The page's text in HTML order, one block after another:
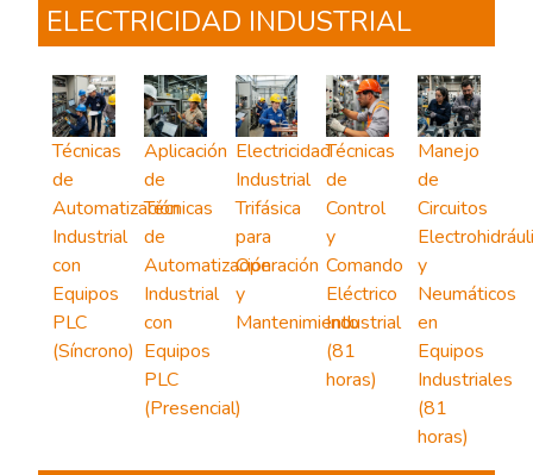
ELECTRICIDAD INDUSTRIAL
Técnicas
de
Automatización
Industrial
con
Equipos
PLC
(Síncrono)
Aplicación
de
Técnicas
de
Automatización
Industrial
con
Equipos
PLC
(Presencial)
Electricidad
Industrial
Trifásica
para
Operación
y
Mantenimiento
Técnicas
de
Control
y
Comando
Eléctrico
Industrial
(81
horas)
Manejo
de
Circuitos
y
Neumáticos
en
Equipos
Industriales
(81
horas)